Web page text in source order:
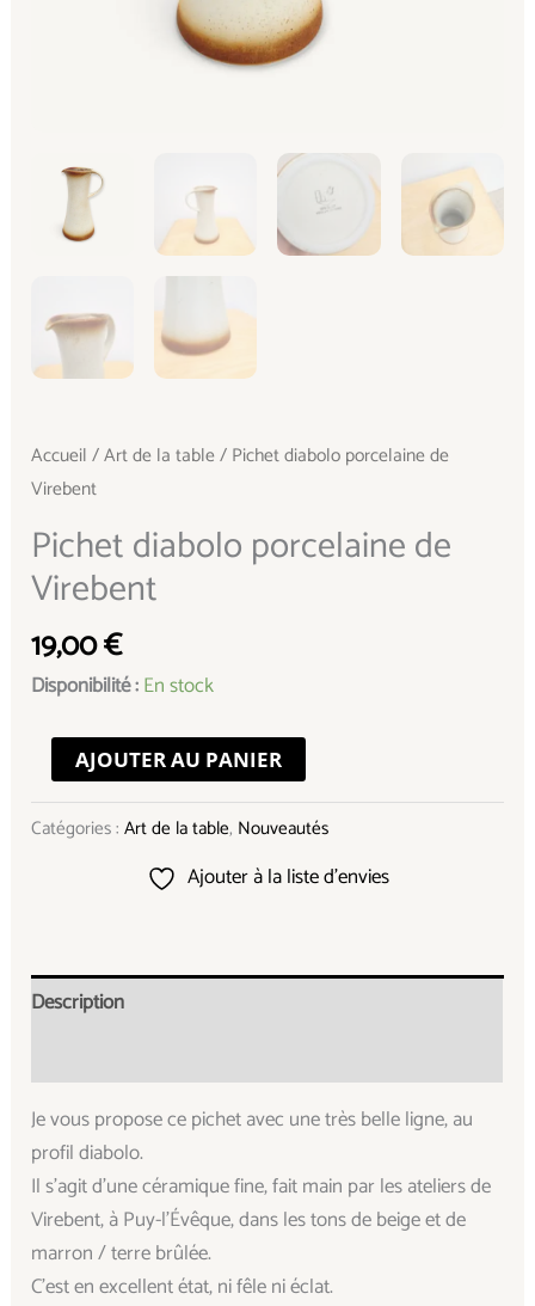
Accueil /Art de la table/ Pichet diabolo porcelaine de
Virebent
Pichet diabolo porcelaine de
Virebent
19,00€
Disponibilité :En stock
AJOUTER AU PANIER
Catégories :Art de la table, Nouveautés
Ajouter à la liste d’envies
Description
Je vous propose ce pichet avec une très belle ligne, au
profil diabolo.
Il s’agit d’une céramique fine, fait main par les ateliers de
Virebent, à Puy-l’Évêque, dans les tons de beige et de
marron / terre brûlée.
C’est en excellent état, ni fêle ni éclat.